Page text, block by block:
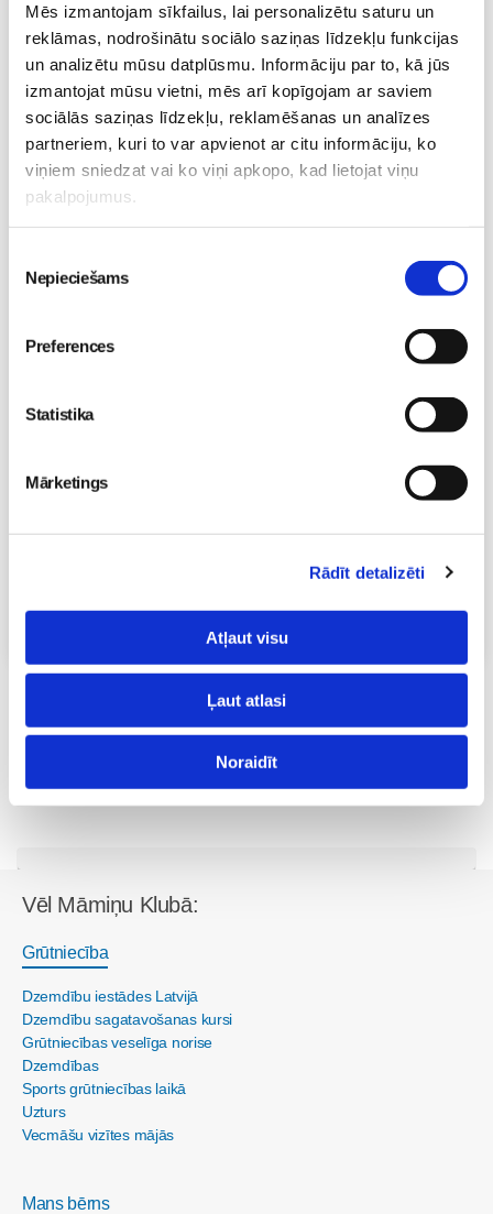
Mēs izmantojam sīkfailus, lai personalizētu saturu un
reklāmas, nodrošinātu sociālo saziņas līdzekļu funkcijas
un analizētu mūsu datplūsmu. Informāciju par to, kā jūs
izmantojat mūsu vietni, mēs arī kopīgojam ar saviem
sociālās saziņas līdzekļu, reklamēšanas un analīzes
partneriem, kuri to var apvienot ar citu informāciju, ko
viņiem sniedzat vai ko viņi apkopo, kad lietojat viņu
pakalpojumus.
izvēle
Nepieciešams
Preferences
Statistika
Mārketings
Rādīt detalizēti
Atļaut visu
Ļaut atlasi
Noraidīt
masāža Māmiņu klubā pie masāžas speciālistes Olgas
Gerasimenko
Ķermeņa masāža
Brīvo vietu skaits:2
Pieteikties
11.08 10:00-12:00
Kā bērnam iekļauties klasē ar dažādiem bērniem?
11.08 12:30-14:30
Lai komentētu, Tev ir jāielogojas
Vēl Māmiņu Klubā:
Grūtniecība
Dzemdību iestādes Latvijā
Dzemdību sagatavošanas kursi
Grūtniecības veselīga norise
Dzemdības
Sports grūtniecības laikā
Uzturs
Vecmāšu vizītes mājās
Mans bērns